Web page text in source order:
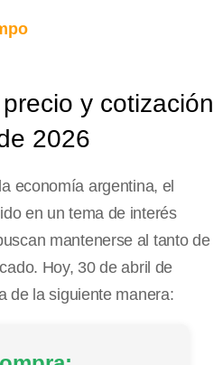
y cotización
2026
economía argentina, el
en un tema de interés
mantenerse al tanto de
Hoy, 30 de abril de
de la siguiente manera: